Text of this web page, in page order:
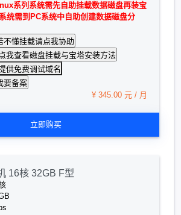
系列系统需先自助挂载数据磁盘再装宝
统需到PC系统中自助创建数据磁盘分
供免费调试域名
¥ 345.00 元 / 月
立即购买
16核 32GB F型